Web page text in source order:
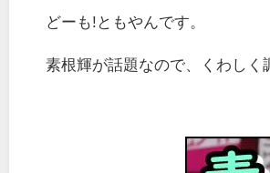
どーも!ともやんです。
素根輝が話題なので、くわしく